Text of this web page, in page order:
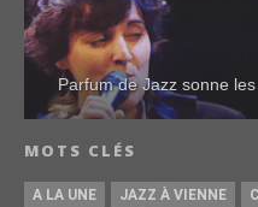
Parfum de Jazz sonne
MOTS CLÉS
A LA UNE JAZZ À VIENNE